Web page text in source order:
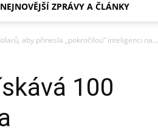
NEJNOVĚJŠÍ ZPRÁVY A ČLÁNKY
aby přinesla „pokročilou“ inteligenci na...
100